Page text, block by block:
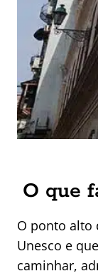
O que
O ponto alto
Unesco e
caminhar,